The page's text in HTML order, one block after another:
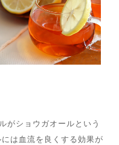
がショウガオールという
は血流を良くする効果が